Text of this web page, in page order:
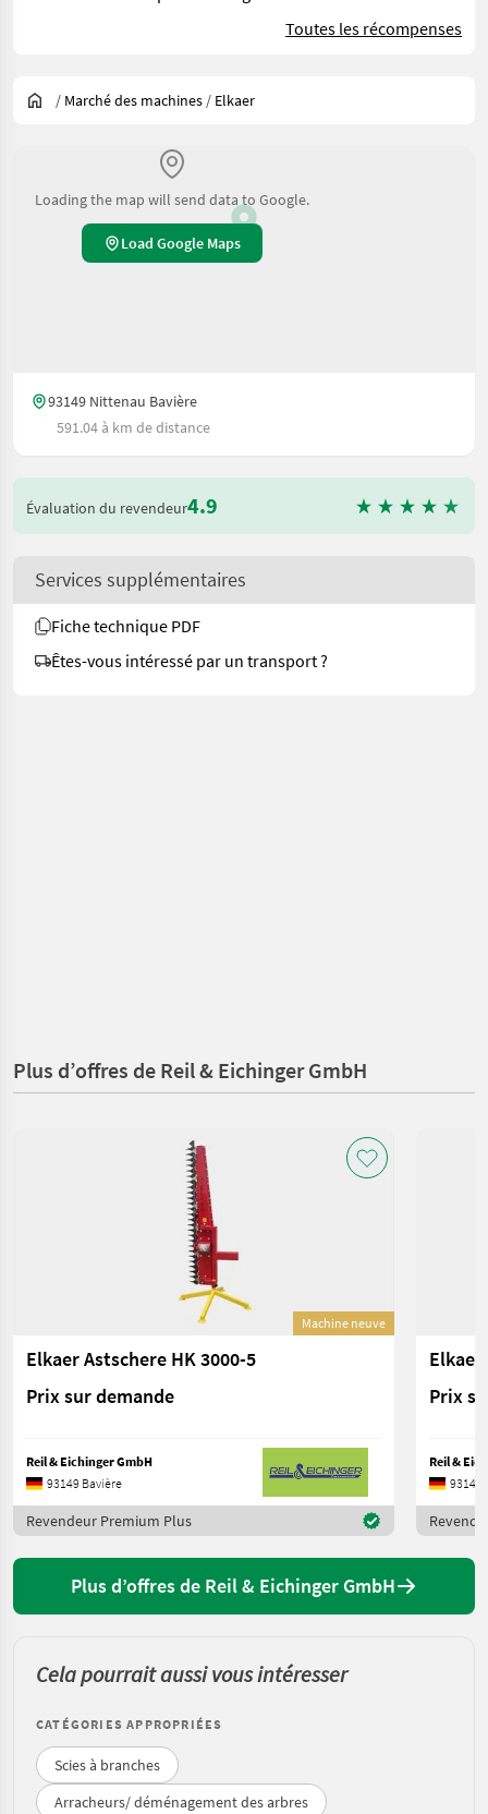
Toutes les récompenses
/ Marché des machines / Elkaer
Loading the map will send data to Google.
Load Google Maps
93149 Nittenau Bavière
591.04 à km de distance
Évaluation du revendeur4.9
Services supplémentaires
Fiche technique PDF
Êtes-vous intéressé par un transport ?
Plus d’offres de Reil & Eichinger GmbH
Machine neuve
Elkaer Astschere HK 3000-5
Prix sur demande
Reil & Eichinger GmbH
93149 Bavière
Revendeur Premium Plus
Elkaer
Prix
Reil &
93149
Plus d’offres de Reil & Eichinger GmbH
Cela pourrait aussi vous intéresser
CATÉGORIES APPROPRIÉES
Scies à branches
Arracheurs/ déménagement des arbres